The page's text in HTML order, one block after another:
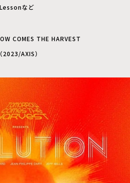
など
COMES THE HARVEST
AXIS）